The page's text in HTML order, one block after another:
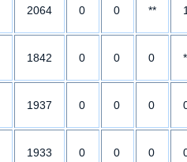
2064 0 0 **
1842 0 0 0
1937 0 0 0
1933 0 0 0